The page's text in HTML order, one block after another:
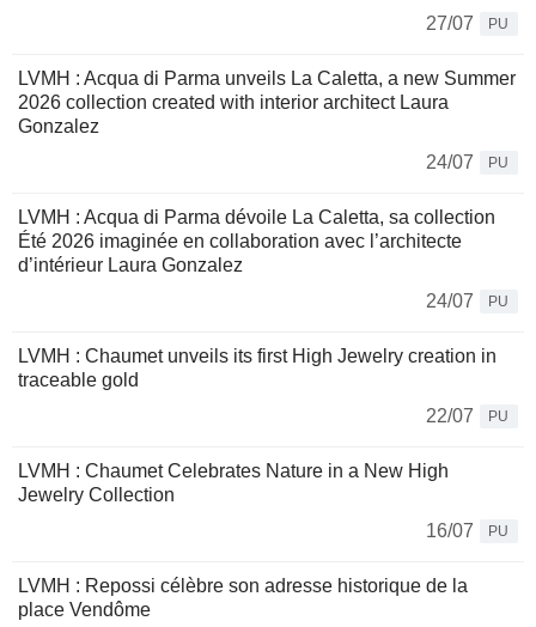
27/07
PU
LVMH : Acqua di Parma unveils La Caletta, a new Summer
2026 collection created with interior architect Laura
Gonzalez
24/07
PU
LVMH : Acqua di Parma dévoile La Caletta, sa collection
Été 2026 imaginée en collaboration avec l’architecte
d’intérieur Laura Gonzalez
24/07
PU
LVMH : Chaumet unveils its first High Jewelry creation in
traceable gold
22/07
PU
LVMH : Chaumet Celebrates Nature in a New High
Jewelry Collection
16/07
PU
LVMH : Repossi célèbre son adresse historique de la
place Vendôme